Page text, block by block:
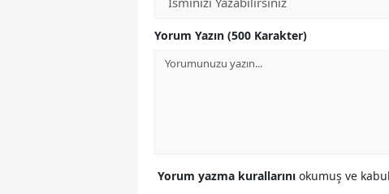
Yorum Yazın (500 Karakter)
Yorum yazma kurallarını okumuş ve kabul